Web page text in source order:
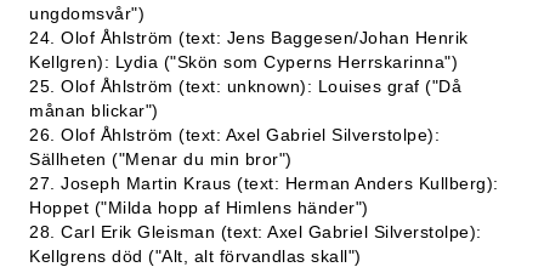
ungdomsvår")
24. Olof Åhlström (text: Jens Baggesen/Johan Henrik
Kellgren): Lydia ("Skön som Cyperns Herrskarinna")
25. Olof Åhlström (text: unknown): Louises graf ("Då
månan blickar")
26. Olof Åhlström (text: Axel Gabriel Silverstolpe):
Sällheten ("Menar du min bror")
27. Joseph Martin Kraus (text: Herman Anders Kullberg):
Hoppet ("Milda hopp af Himlens händer")
28. Carl Erik Gleisman (text: Axel Gabriel Silverstolpe):
Kellgrens död ("Alt, alt förvandlas skall")